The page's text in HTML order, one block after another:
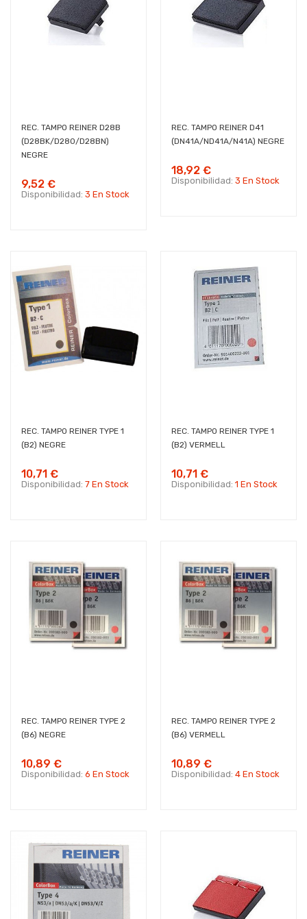
REC. TAMPO REINER D28B
(D28BK/D280/D28BN)
NEGRE
9,52 €
Disponibilidad: 3 En Stock
REC. TAMPO REINER D41
(DN41A/ND41A/N41A) NEGRE
18,92 €
Disponibilidad: 3 En Stock
REC. TAMPO REINER TYPE 1
(B2) NEGRE
10,71 €
Disponibilidad: 7 En Stock
REC. TAMPO REINER TYPE 1
(B2) VERMELL
10,71 €
Disponibilidad: 1 En Stock
REC. TAMPO REINER TYPE 2
(B6) NEGRE
10,89 €
Disponibilidad: 6 En Stock
REC. TAMPO REINER TYPE 2
(B6) VERMELL
10,89 €
Disponibilidad: 4 En Stock